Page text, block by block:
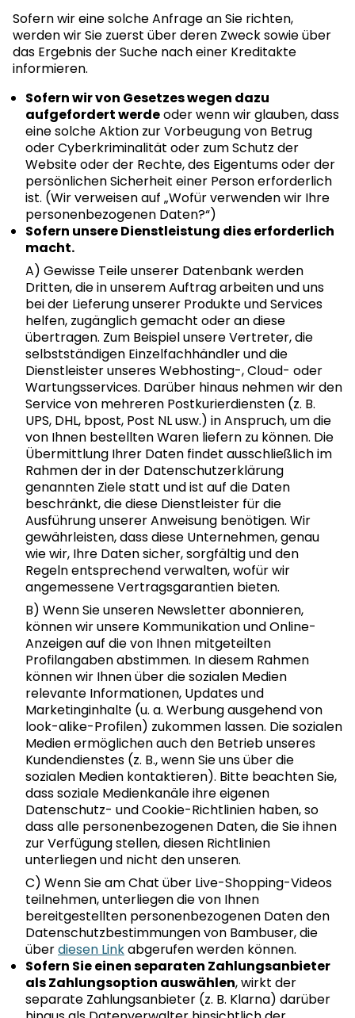
Sofern wir eine solche Anfrage an Sie richten,
werden wir Sie zuerst über deren Zweck sowie über
das Ergebnis der Suche nach einer Kreditakte
informieren.
Sofern wir von Gesetzes wegen dazu
aufgefordert werdeoder wenn wir glauben, dass
eine solche Aktion zur Vorbeugung von Betrug
oder Cyberkriminalität oder zum Schutz der
Website oder der Rechte, des Eigentums oder der
persönlichen Sicherheit einer Person erforderlich
ist. (Wir verweisen auf „Wofür verwenden wir Ihre
personenbezogenen Daten?“)
Sofern unsere Dienstleistung dies erforderlich
macht.
A) Gewisse Teile unserer Datenbank werden
Dritten, die in unserem Auftrag arbeiten und uns
bei der Lieferung unserer Produkte und Services
helfen, zugänglich gemacht oder an diese
übertragen. Zum Beispiel unsere Vertreter, die
selbstständigen Einzelfachhändler und die
Dienstleister unseres Webhosting-, Cloud- oder
Wartungsservices. Darüber hinaus nehmen wir den
Service von mehreren Postkurierdiensten (z. B.
UPS, DHL, bpost, Post NL usw.) in Anspruch, um die
von Ihnen bestellten Waren liefern zu können. Die
Übermittlung Ihrer Daten findet ausschließlich im
Rahmen der in der Datenschutzerklärung
genannten Ziele statt und ist auf die Daten
beschränkt, die diese Dienstleister für die
Ausführung unserer Anweisung benötigen. Wir
gewährleisten, dass diese Unternehmen, genau
wie wir, Ihre Daten sicher, sorgfältig und den
Regeln entsprechend verwalten, wofür wir
angemessene Vertragsgarantien bieten.
B) Wenn Sie unseren Newsletter abonnieren,
können wir unsere Kommunikation und Online-
Anzeigen auf die von Ihnen mitgeteilten
Profilangaben abstimmen. In diesem Rahmen
können wir Ihnen über die sozialen Medien
relevante Informationen, Updates und
Marketinginhalte (u. a. Werbung ausgehend von
look-alike-Profilen) zukommen lassen. Die sozialen
Medien ermöglichen auch den Betrieb unseres
Kundendienstes (z. B., wenn Sie uns über die
sozialen Medien kontaktieren). Bitte beachten Sie,
dass soziale Medienkanäle ihre eigenen
Datenschutz- und Cookie-Richtlinien haben, so
dass alle personenbezogenen Daten, die Sie ihnen
zur Verfügung stellen, diesen Richtlinien
unterliegen und nicht den unseren.
C) Wenn Sie am Chat über Live-Shopping-Videos
teilnehmen, unterliegen die von Ihnen
bereitgestellten personenbezogenen Daten den
Datenschutzbestimmungen von Bambuser, die
überdiesen Linkabgerufen werden können.
Sofern Sie einen separaten Zahlungsanbieter
als Zahlungsoption auswählen, wirkt der
separate Zahlungsanbieter (z. B. Klarna) darüber